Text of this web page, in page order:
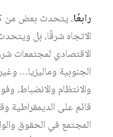
رابعًا، يتحدث بعض من
الاتجاه شرقًا، بل
الاقتصادي لمجتمعات
الجنوبية وماليزيا…
والانتظام
قائم على الديمقراطية
المجتمع في الحقوق